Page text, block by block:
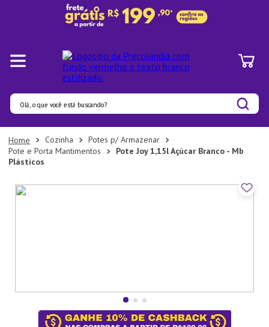
Olá, o que você está buscando?
Cozinha
Potes p/ Armazenar
Pote e Porta Mantimentos
Pote Joy 1,15l Açúcar Branco - Mb
Plásticos
Termos mais buscados
1 º
Panelas
3
Lixeira